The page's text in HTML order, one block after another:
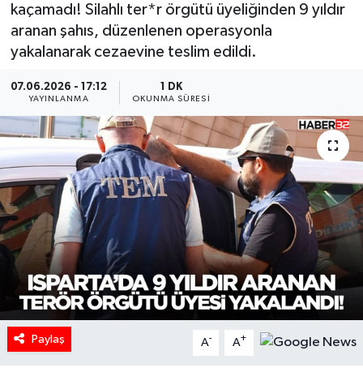
kaçamadı! Silahlı ter*r örgütü üyeliğinden 9 yıldır
aranan şahıs, düzenlenen operasyonla
yakalanarak cezaevine teslim edildi.
07.06.2026 - 17:12
YAYINLANMA
1 DK
OKUNMA SÜRESI
Paylaş A- A+
EĞİTİM
Güncel
HABERDE İNSAN
İlginç
KÜLTÜR SANAT
MAGAZİN
Oyun
POLİTİKA
Son Dakika Haberleri